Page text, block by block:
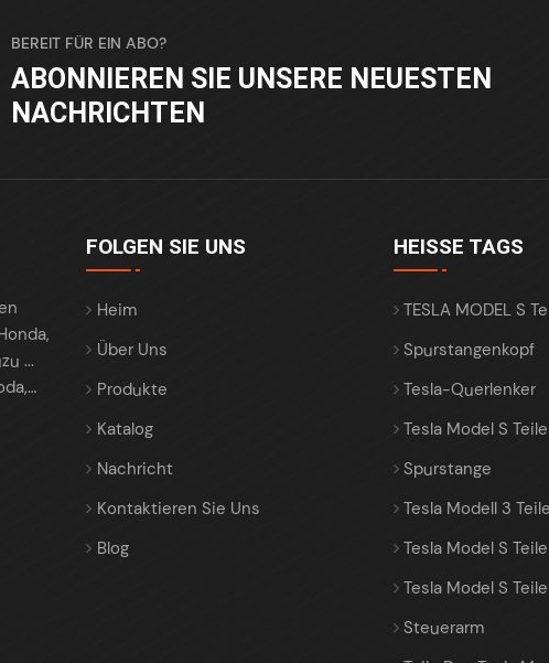
BEREIT FÜR EIN ABO?
ABONNIEREN SIE UNSERE NEUESTEN
NACHRICHTEN
...
FOLGEN SIE UNS
Heim
Über Uns
Produkte
Katalog
Nachricht
Kontaktieren Sie Uns
Blog
HEISSE TAGS
TESLA MODEL S
Spurstangenkopf
Tesla-Querlenker
Tesla Model S Teile
Spurstange
Tesla Modell 3 Teile
Tesla Model S Teile
Tesla Model S Teile
Steuerarm